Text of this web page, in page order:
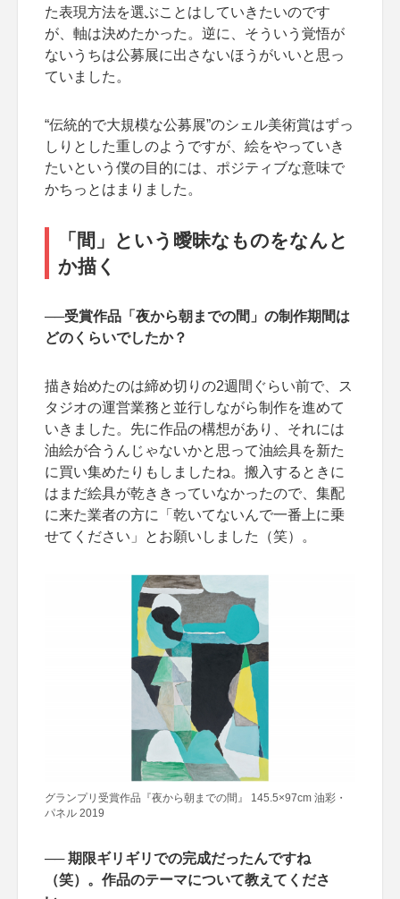
た表現方法を選ぶことはしていきたいのです
が、軸は決めたかった。逆に、そういう覚悟が
ないうちは公募展に出さないほうがいいと思っ
ていました。
“伝統的で大規模な公募展”のシェル美術賞はずっ
しりとした重しのようですが、絵をやっていき
たいという僕の目的には、ポジティブな意味で
かちっとはまりました。
「間」という曖昧なものをなんと
か描く
──受賞作品「夜から朝までの間」の制作期間は
どのくらいでしたか？
描き始めたのは締め切りの2週間ぐらい前で、ス
タジオの運営業務と並行しながら制作を進めて
いきました。先に作品の構想があり、それには
油絵が合うんじゃないかと思って油絵具を新た
に買い集めたりもしましたね。搬入するときに
はまだ絵具が乾ききっていなかったので、集配
に来た業者の方に「乾いてないんで一番上に乗
せてください」とお願いしました（笑）。
グランプリ受賞作品『夜から朝までの間』 145.5×97cm 油彩・
パネル 2019
── 期限ギリギリでの完成だったんですね
（笑）。作品のテーマについて教えてくださ